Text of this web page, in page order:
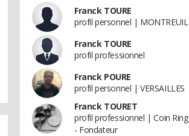
Franck TOURE
profil personnel | MONTREUIL
Franck TOURE
profil professionnel
Franck POURE
profil personnel | VERSAILLES
Franck TOURET
profil professionnel | Coin Ring
- Fondateur